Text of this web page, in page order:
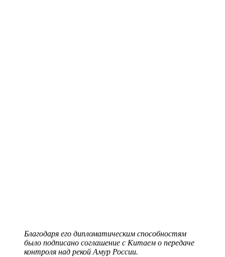
Благодаря его дипломатическим способностям
было подписано соглашение с Китаем о передаче
контроля над рекой Амур России.